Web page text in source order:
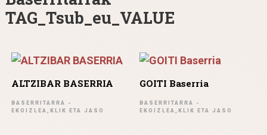
TAG_Tsub_eu_VALUE
ALTZIBAR BASERRIA
BASERRITARRA -
EKOIZLEA,KLIK ETA JASO
GOITI Baserria
BASERRITARRA -
EKOIZLEA,KLIK ETA JASO